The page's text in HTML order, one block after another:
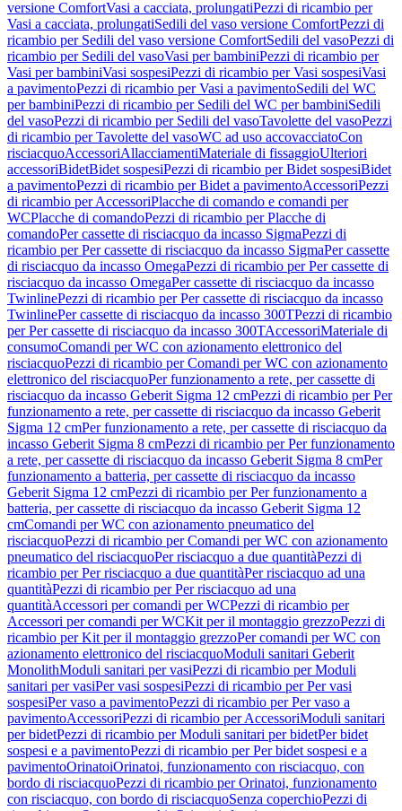
versione ComfortVasi a cacciata, prolungatiPezzi di ricambio per
Vasi a cacciata, prolungatiSedili del vaso versione ComfortPezzi di
ricambio per Sedili del vaso versione ComfortSedili del vasoPezzi di
ricambio per Sedili del vasoVasi per bambiniPezzi di ricambio per
Vasi per bambiniVasi sospesiPezzi di ricambio per Vasi sospesiVasi
a pavimentoPezzi di ricambio per Vasi a pavimentoSedili del WC
per bambiniPezzi di ricambio per Sedili del WC per bambiniSedili
del vasoPezzi di ricambio per Sedili del vasoTavolette del vasoPezzi
di ricambio per Tavolette del vasoWC ad uso accovacciatoCon
risciacquoAccessoriAllacciamentiMateriale di fissaggioUlteriori
accessoriBidetBidet sospesiPezzi di ricambio per Bidet sospesiBidet
a pavimentoPezzi di ricambio per Bidet a pavimentoAccessoriPezzi
di ricambio per AccessoriPlacche di comando e comandi per
WCPlacche di comandoPezzi di ricambio per Placche di
comandoPer cassette di risciacquo da incasso SigmaPezzi di
ricambio per Per cassette di risciacquo da incasso SigmaPer cassette
di risciacquo da incasso OmegaPezzi di ricambio per Per cassette di
risciacquo da incasso OmegaPer cassette di risciacquo da incasso
TwinlinePezzi di ricambio per Per cassette di risciacquo da incasso
TwinlinePer cassette di risciacquo da incasso 300TPezzi di ricambio
per Per cassette di risciacquo da incasso 300TAccessoriMateriale di
consumoComandi per WC con azionamento elettronico del
risciacquoPezzi di ricambio per Comandi per WC con azionamento
elettronico del risciacquoPer funzionamento a rete, per cassette di
risciacquo da incasso Geberit Sigma 12 cmPezzi di ricambio per Per
funzionamento a rete, per cassette di risciacquo da incasso Geberit
Sigma 12 cmPer funzionamento a rete, per cassette di risciacquo da
incasso Geberit Sigma 8 cmPezzi di ricambio per Per funzionamento
a rete, per cassette di risciacquo da incasso Geberit Sigma 8 cmPer
funzionamento a batteria, per cassette di risciacquo da incasso
Geberit Sigma 12 cmPezzi di ricambio per Per funzionamento a
batteria, per cassette di risciacquo da incasso Geberit Sigma 12
cmComandi per WC con azionamento pneumatico del
risciacquoPezzi di ricambio per Comandi per WC con azionamento
pneumatico del risciacquoPer risciacquo a due quantitàPezzi di
ricambio per Per risciacquo a due quantitàPer risciacquo ad una
quantitàPezzi di ricambio per Per risciacquo ad una
quantitàAccessori per comandi per WCPezzi di ricambio per
Accessori per comandi per WCKit per il montaggio grezzoPezzi di
ricambio per Kit per il montaggio grezzoPer comandi per WC con
azionamento elettronico del risciacquoModuli sanitari Geberit
MonolithModuli sanitari per vasiPezzi di ricambio per Moduli
sanitari per vasiPer vasi sospesiPezzi di ricambio per Per vasi
sospesiPer vaso a pavimentoPezzi di ricambio per Per vaso a
pavimentoAccessoriPezzi di ricambio per AccessoriModuli sanitari
per bidetPezzi di ricambio per Moduli sanitari per bidetPer bidet
sospesi e a pavimentoPezzi di ricambio per Per bidet sospesi e a
pavimentoOrinatoiOrinatoi, funzionamento con risciacquo, con
bordo di risciacquoPezzi di ricambio per Orinatoi, funzionamento
con risciacquo, con bordo di risciacquoSenza coperchioPezzi di